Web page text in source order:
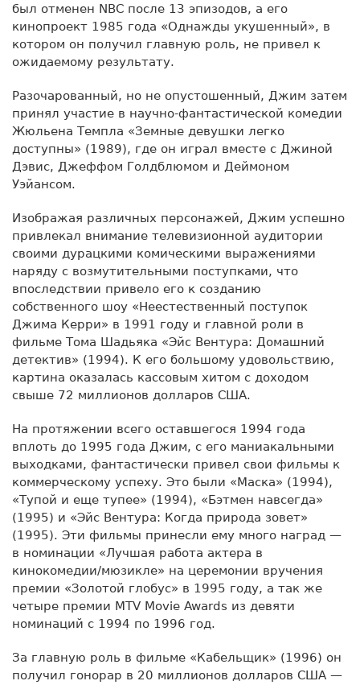
был отменен NBC после 13 эпизодов, а его
кинопроект 1985 года «Однажды укушенный», в
котором он получил главную роль, не привел к
ожидаемому результату.
Разочарованный, но не опустошенный, Джим затем
принял участие в научно-фантастической комедии
Жюльена Темпла «Земные девушки легко
доступны» (1989), где он играл вместе с Джиной
Дэвис, Джеффом Голдблюмом и Деймоном
Уэйансом.
Изображая различных персонажей, Джим успешно
привлекал внимание телевизионной аудитории
своими дурацкими комическими выражениями
наряду с возмутительными поступками, что
впоследствии привело его к созданию
собственного шоу «Неестественный поступок
Джима Керри» в 1991 году и главной роли в
фильме Тома Шадьяка «Эйс Вентура: Домашний
детектив» (1994). К его большому удовольствию,
картина оказалась кассовым хитом с доходом
свыше 72 миллионов долларов США.
На протяжении всего оставшегося 1994 года
вплоть до 1995 года Джим, с его маниакальными
выходками, фантастически привел свои фильмы к
коммерческому успеху. Это были «Маска» (1994),
«Тупой и еще тупее» (1994), «Бэтмен навсегда»
(1995) и «Эйс Вентура: Когда природа зовет»
(1995). Эти фильмы принесли ему много наград —
в номинации «Лучшая работа актера в
кинокомедии/мюзикле» на церемонии вручения
премии «Золотой глобус» в 1995 году, а так же
четыре премии MTV Movie Awards из девяти
номинаций с 1994 по 1996 год.
За главную роль в фильме «Кабельщик» (1996) он
получил гонорар в 20 миллионов долларов США —